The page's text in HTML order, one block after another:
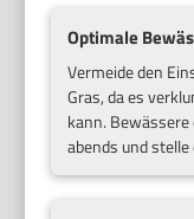
Optimale
Vermeide den
Gras, da es
kann.
abends und